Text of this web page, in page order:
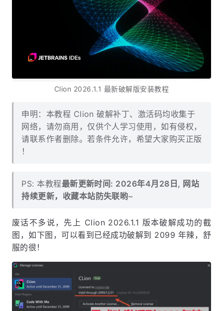
Clion 2026.1.1 最新破解版安装教程
申明：本教程 Clion 破解补丁、激活码均收集于
网络，请勿商用，仅供个人学习使用，如有侵权，
请联系作者删除。若条件允许，希望大家购买正版
！
PS: 本教程最新更新时间: 2026年4月28日, 网站
持续更新，收藏本站防失联哟~
废话不多说，先上 Clion 2026.1.1 版本破解成功的截
图，如下图，可以看到已经成功破解到 2099 年辣，舒
服的很！